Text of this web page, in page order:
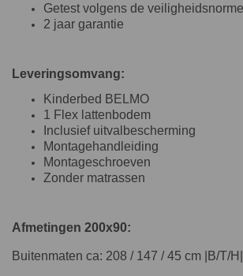
Getest volgens de
2 jaar garantie
Leveringsomvang:
Kinderbed BELMO
1 Flex lattenbodem
Inclusief uitvalbescherming
Montagehandleiding
Montageschroeven
Zonder matrassen
Afmetingen 200x90:
Buitenmaten ca: 208 / 147 / 45 cm |B/T/H|